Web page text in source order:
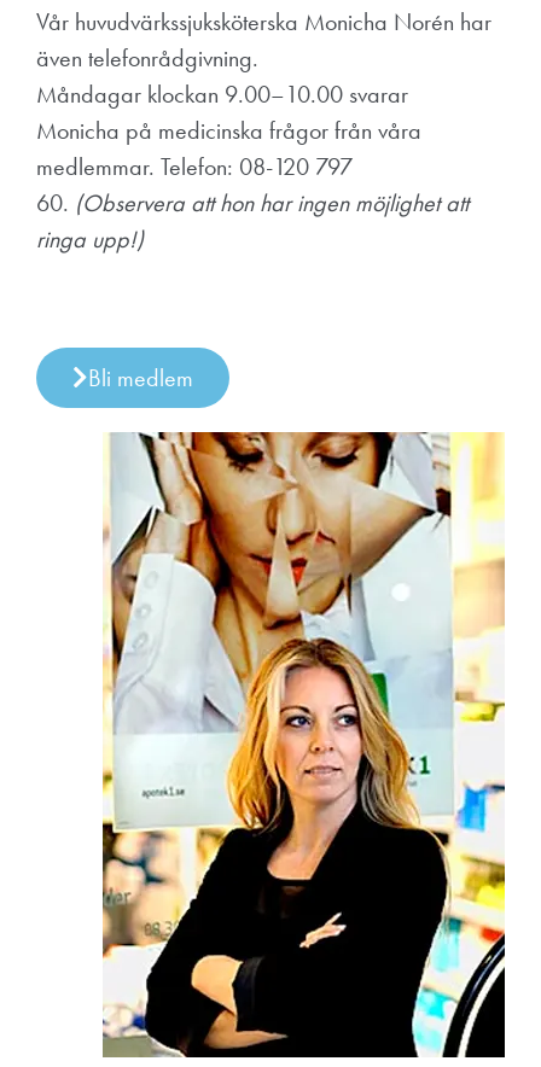
Vår huvudvärkssjuksköterska Monicha Norén har
även telefonrådgivning.
Måndagar klockan 9.00–10.00 svarar
Monicha på medicinska frågor från våra
medlemmar. Telefon: 08-120 797
60. (Observera att hon har ingen möjlighet att
ringa upp!)
Bli medlem